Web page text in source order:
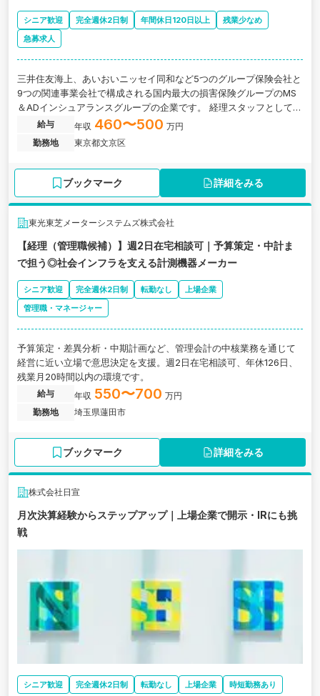
シニア歓迎 完全週休2日制 年間休日120日以上
残業少なめ
急募求人
三井住友海上、あいおいニッセイ同和など5つのグループ保険会社と
9つの関連事業会社で構成される国内最大の損害保険グループのMS
＆ADインシュアランスグループの企業です。 経理スタッフとして、
経理業務だけでなく、事業収支計画の策定なども行っていただきま
す。東京都文京区にある、自動車や住まいのトラブルに対応する総
合アシスタンス・コールセンター企業の求人です。
給与 年収 460〜500 万円
勤務地
東京都文京区
ブックマーク 詳細をみる
東光東芝メーターシステムズ株式会社
【経理（管理職候補）】週2日在宅相談可｜予算策定・中計ま
で担う◎社会インフラを支える計測機器メーカー
シニア歓迎 完全週休2日制 転勤なし
上場企業
管理職・マネージャー
予算策定・差異分析・中期計画など、管理会計の中核業務を通じて
経営に近い立場で意思決定を支援。週2日在宅相談可、年休126日、
残業月20時間以内の環境です。
給与 年収 550〜700 万円
勤務地
埼玉県蓮田市
ブックマーク 詳細をみる
株式会社日宣
月次決算経験からステップアップ｜上場企業で開示・IRにも挑
戦
シニア歓迎 完全週休2日制 転勤なし 上場企業 時短勤務あり